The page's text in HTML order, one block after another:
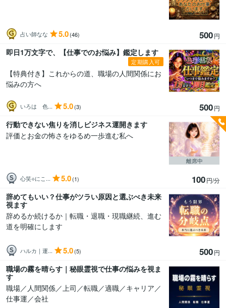
占い師なな 5.0(46) 500円
即日1万文字で、【仕事でのお悩み】鑑定します
定期購入可
【特典付き】これからの道、職場の人間関係にお
悩みの方へ
いろは 色... 5.0(3) 500円
行動できない焦りを消しビジネス運開きます
評価とお金の怖さをゆるめ一歩進む私へ
心笑⟡にこ... 5.0(1) 100円/分
離席中
辞めてもいい？仕事がツラい原因と選ぶべき未来
視ます
辞めるか続けるか｜転職・退職・現職継続、進む
道を明確にします
ハルカ｜運... 5.0(5) 500円
職場の霧を晴らす｜秘眼霊視で仕事の悩みを視ま
す
職場／人間関係／上司／転職／適職／キャリア／
仕事運／会社